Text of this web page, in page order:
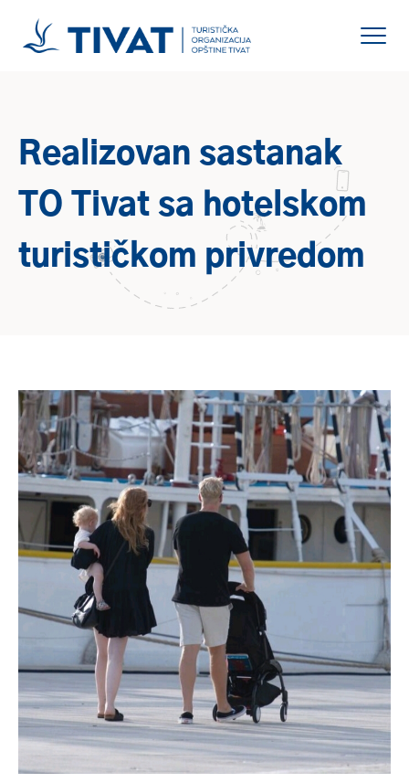
Realizovan sastanak
TO Tivat sa hotelskom
turističkom privredom